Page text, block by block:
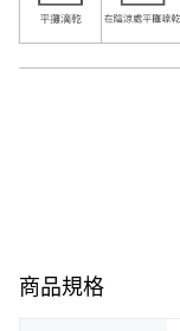
商品規格